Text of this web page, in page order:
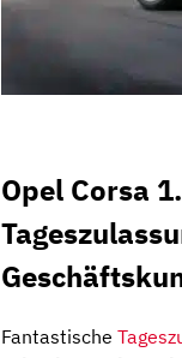
Opel Corsa
Fantastische